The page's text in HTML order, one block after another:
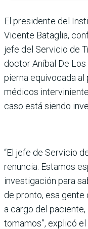
El presidente del
Vicente Bataglia,
jefe del Servicio de
doctor Aníbal De
pierna equivocada al
médicos
caso está siendo
“El jefe de Servicio
renuncia. Estamos
investigación para
de pronto, esa
a cargo del
tomamos”, explicó